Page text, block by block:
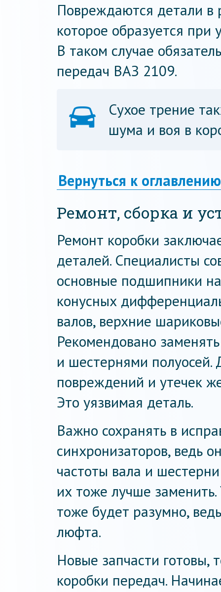
Повреждаются детали в
которое образуется при
В таком случае
передач ВАЗ 2109.
Сухое трение
шума и воя в
Вернуться к оглавлению
Ремонт, сборка и
Ремонт коробки
деталей. Специалисты
основные подшипники
конусных
валов, верхние
Рекомендовано
и шестернями
повреждений и утечек
Это уязвимая деталь.
Важно сохранять в
синхронизаторов, ведь
частоты вала и
их тоже лучше
тоже будет разумно,
люфта.
Новые запчасти готовы,
коробки передач.